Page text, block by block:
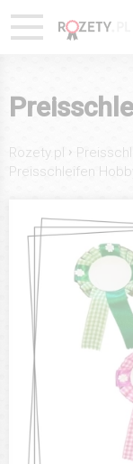
Rozety.pl ›
Preisschleifen